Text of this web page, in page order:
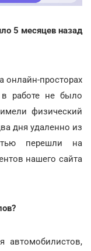
5 месяцев назад
онлайн-просторах
работе не было
физический
дня удаленно из
перешли на
нашего сайта
автомобилистов,